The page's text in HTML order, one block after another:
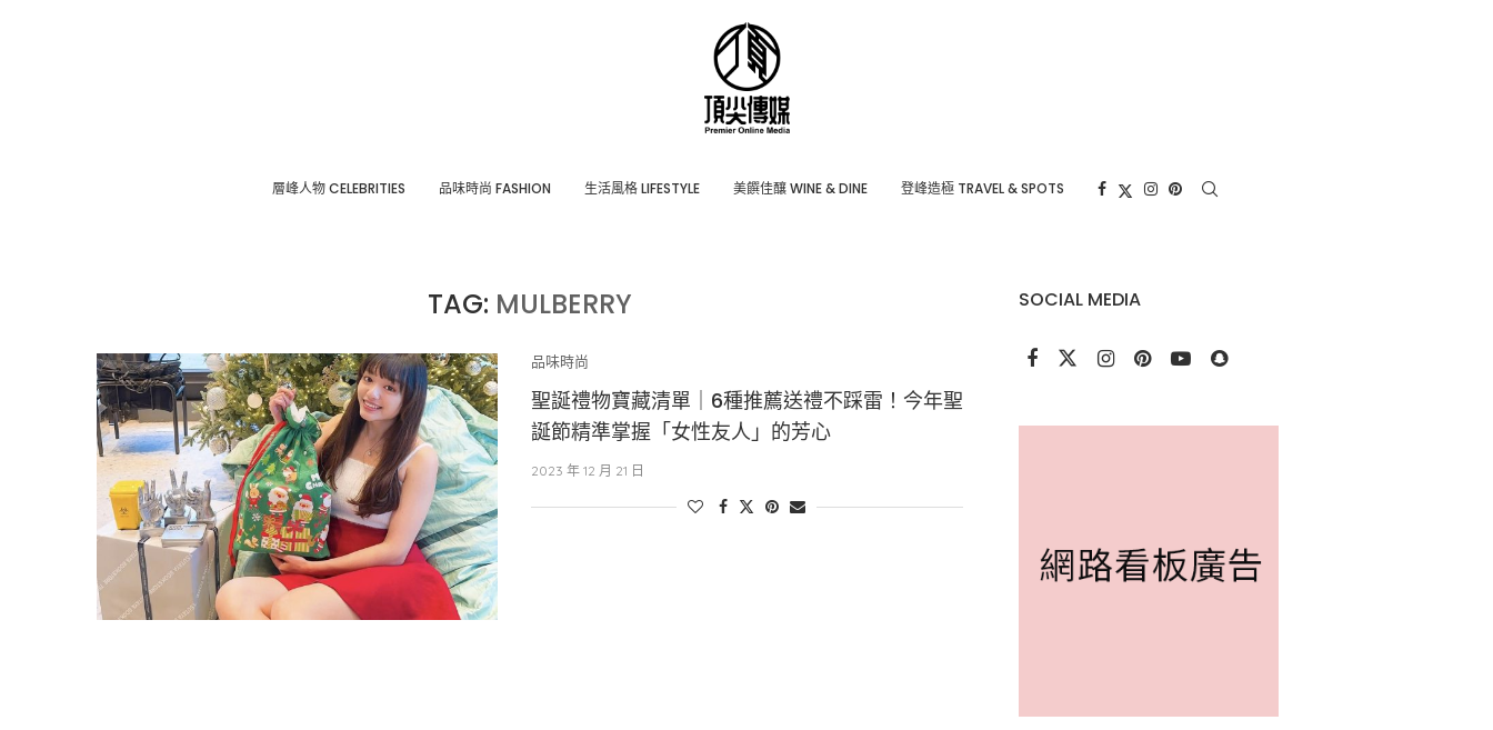
層峰⼈物 CELEBRITIES 品味時尚 FASHION ⽣活風格 LIFESTYLE 美饌佳釀 WINE & DINE 登峰造極 TRAVEL & SPOTS
TAG: MULBERRY
品味時尚
聖誕禮物寶藏清單｜6種推薦送禮不踩雷！今年聖
誕節精準掌握「女性友人」的芳心
2023 年 12 月 21 日
SOCIAL MEDIA